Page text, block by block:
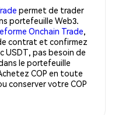
permet de trader
portefeuille Web3.
Onchain Trade,
contrat et confirmez
USDT, pas besoin de
le portefeuille
COP en toute
conserver votre COP